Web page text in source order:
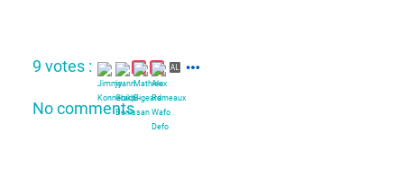
9 votes : AL
No comments